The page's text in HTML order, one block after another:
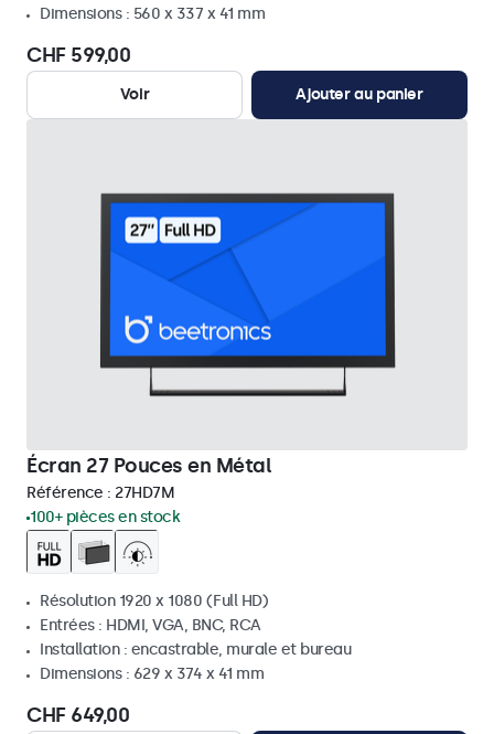
Dimensions : 560 x 337 x 41 mm
CHF 599,00
Voir Ajouter au panier
Écran 27 Pouces en Métal
Référence : 27HD7M
100+ pièces en stock
Résolution 1920 x 1080 (Full HD)
Entrées : HDMI, VGA, BNC, RCA
Installation : encastrable, murale et bureau
Dimensions : 629 x 374 x 41 mm
CHF 649,00